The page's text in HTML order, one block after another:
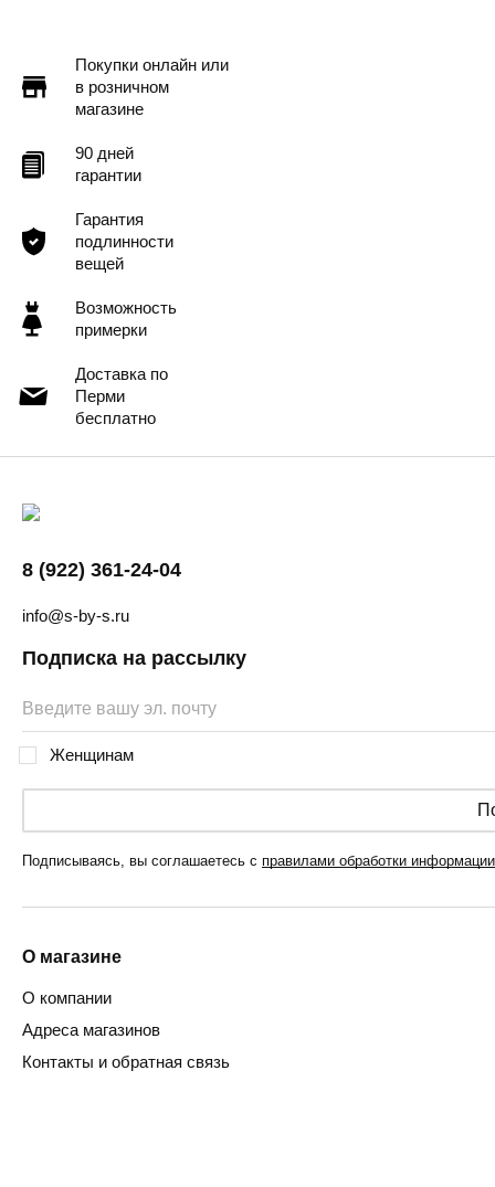
Покупки онлайн или
в розничном
магазине
90 дней
гарантии
Гарантия
подлинности
вещей
Возможность
примерки
Доставка по
Перми
бесплатно
8 (922) 361-24-04
info@s-by-s.ru
Подписка на рассылку
Женщинам
Подписываясь, вы соглашаетесь с правилами обработки информации
О магазине
О компании
Адреса магазинов
Контакты и обратная связь